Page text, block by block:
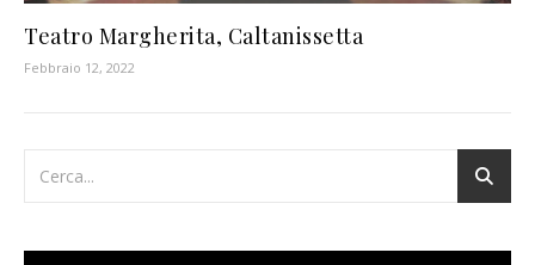
Teatro Margherita, Caltanissetta
Febbraio 12, 2022